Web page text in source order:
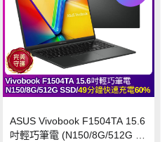
ASUS Vivobook F1504TA 15.6
吋輕巧筆電 (N150/8G/512G S